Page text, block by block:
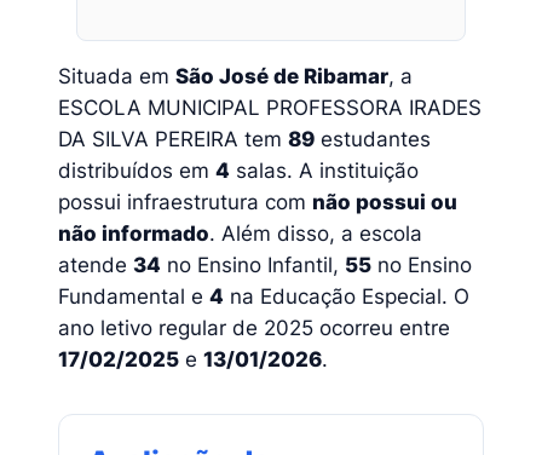
Situada em São José de Ribamar, a
ESCOLA MUNICIPAL PROFESSORA IRADES
DA SILVA PEREIRA tem 89 estudantes
distribuídos em 4 salas. A instituição
possui infraestrutura com não possui ou
não informado. Além disso, a escola
atende 34 no Ensino Infantil, 55 no Ensino
Fundamental e 4 na Educação Especial. O
ano letivo regular de 2025 ocorreu entre
17/02/2025 e 13/01/2026.